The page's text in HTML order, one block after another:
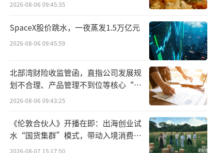
道中第一家登陆资本市场的企业，公司也因此
被称为“胶原蛋白第一股”。
值得一提的是，当前正处巨子生物股价历
史高位。公司上市时的发行价为24.3港元/股。
上市以来，其股价一直呈波动上升趋势，4月15
日，巨子生物盘中股价达80.8港元/股，还创下
历史新高，股价累计涨幅超200%。
不过，受此次融资消息影响，4月17日，巨
2026-08-06 09:45:35
SpaceX股价跳水，一夜蒸发1.5万亿元
2026-08-06 09:45:59
北部湾财险收监管函，直指公司发展规
划不合理、产品管理不到位等核心“痛
点”
2026-08-06 09:43:25
《伦敦合伙人》开播在即：出海创业试
水“国货集群”模式，带动入境消费反
向种草
2026-08-07 15:17:50